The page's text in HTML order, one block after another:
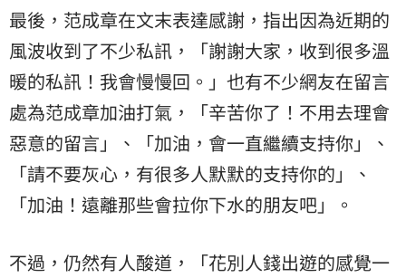
最後，范成章在文末表達感謝，指出因為近期的
風波收到了不少私訊，「謝謝大家，收到很多溫
暖的私訊！我會慢慢回。」也有不少網友在留言
處為范成章加油打氣，「辛苦你了！不用去理會
惡意的留言」、「加油，會一直繼續支持你」、
「請不要灰心，有很多人默默的支持你的」、
「加油！遠離那些會拉你下水的朋友吧」。
不過，仍然有人酸道，「花別人錢出遊的感覺一